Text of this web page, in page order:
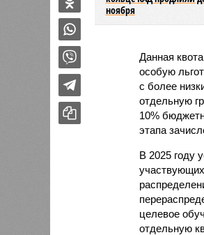
ноября
Данная
особую
с более
отдельную
10%
этапа
В 2025 году
целевое
отдельную